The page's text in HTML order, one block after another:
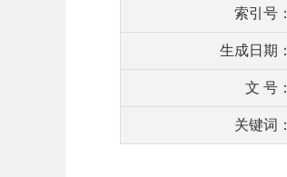
索引号：
生成日期：
文 号：
关键词：